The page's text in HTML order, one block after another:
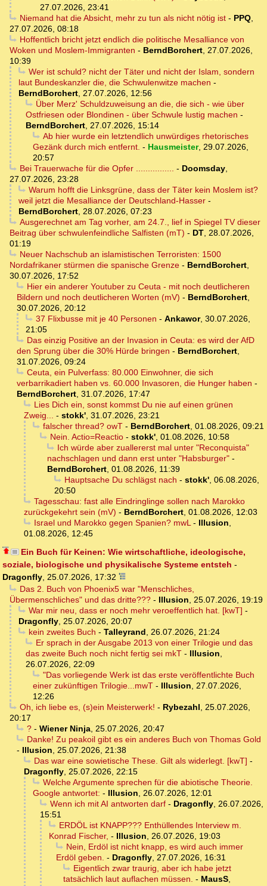
27.07.2026, 23:41
Niemand hat die Absicht, mehr zu tun als nicht nötig ist- PPQ,
27.07.2026, 08:18
Hoffentlich bricht jetzt endlich die politische Mesalliance von
Woken und Moslem-Immigranten - BerndBorchert, 27.07.2026,
10:39
Wer ist schuld? nicht der Täter und nicht der Islam, sondern
laut Bundeskanzler die, die Schwulenwitze machen -
BerndBorchert, 27.07.2026, 12:56
Über Merz' Schuldzuweisung an die, die sich - wie über
Ostfriesen oder Blondinen - über Schwule lustig machen -
BerndBorchert, 27.07.2026, 15:14
Ab hier wurde ein letztendlich unwürdiges rhetorisches
Gezänk durch mich entfernt. - Hausmeister, 29.07.2026,
20:57
Bei Trauerwache für die Opfer ................ - Doomsday,
27.07.2026, 23:28
Warum hofft die Linksgrüne, dass der Täter kein Moslem ist?
weil jetzt die Mesalliance der Deutschland-Hasser -
BerndBorchert, 28.07.2026, 07:23
Ausgerechnet am Tag vorher, am 24.7., lief in Spiegel TV dieser
Beitrag über schwulenfeindliche Salfisten (mT) - DT, 28.07.2026,
01:19
Neuer Nachschub an islamistischen Terroristen: 1500
Nordafrikaner stürmen die spanische Grenze - BerndBorchert,
30.07.2026, 17:52
Hier ein anderer Youtuber zu Ceuta - mit noch deutlicheren
Bildern und noch deutlicheren Worten (mV) - BerndBorchert,
30.07.2026, 20:12
37 Flixbusse mit je 40 Personen - Ankawor, 30.07.2026,
21:05
Das einzig Positive an der Invasion in Ceuta: es wird der AfD
den Sprung über die 30% Hürde bringen - BerndBorchert,
31.07.2026, 09:24
Ceuta, ein Pulverfass: 80.000 Einwohner, die sich
verbarrikadiert haben vs. 60.000 Invasoren, die Hunger haben -
BerndBorchert, 31.07.2026, 17:47
Lies Dich ein, sonst kommst Du nie auf einen grünen
Zweig... - stokk', 31.07.2026, 23:21
falscher thread? owT- BerndBorchert, 01.08.2026, 09:21
Nein. Actio=Reactio- stokk', 01.08.2026, 10:58
Ich würde aber zuallererst mal unter "Reconquista"
nachschlagen und dann erst unter "Habsburger" -
BerndBorchert, 01.08.2026, 11:39
Hauptsache Du schlägst nach - stokk', 06.08.2026,
20:50
Tagesschau: fast alle Eindringlinge sollen nach Marokko
zurückgekehrt sein (mV) - BerndBorchert, 01.08.2026, 12:03
Israel und Marokko gegen Spanien? mwL- Illusion,
01.08.2026, 12:45
Ein Buch für Keinen: Wie wirtschaftliche, ideologische,
soziale, biologische und physikalische Systeme entsteh -
Dragonfly, 25.07.2026, 17:32
Das 2. Buch von Phoenix5 war "Menschliches,
Übermenschliches" und das dritte??? - Illusion, 25.07.2026, 19:19
War mir neu, dass er noch mehr veroeffentlich hat. [kwT] -
Dragonfly, 25.07.2026, 20:07
kein zweites Buch - Talleyrand, 26.07.2026, 21:24
Er sprach in der Ausgabe 2013 von einer Trilogie und das
das zweite Buch noch nicht fertig sei mkT - Illusion,
26.07.2026, 22:09
"Das vorliegende Werk ist das erste veröffentlichte Buch
einer zukünftigen Trilogie...mwT - Illusion, 27.07.2026,
12:26
Oh, ich liebe es, (s)ein Meisterwerk! - Rybezahl, 25.07.2026,
20:17
?- Wiener Ninja, 25.07.2026, 20:47
Danke! Zu peakoil gibt es ein anderes Buch von Thomas Gold
- Illusion, 25.07.2026, 21:38
Das war eine sowietische These. Gilt als widerlegt. [kwT] -
Dragonfly, 25.07.2026, 22:15
Welche Argumente sprechen für die abiotische Theorie.
Google antwortet: - Illusion, 26.07.2026, 12:01
Wenn ich mit AI antworten darf- Dragonfly, 26.07.2026,
15:51
ERDÖL ist KNAPP??? Enthüllendes Interview m.
Konrad Fischer, - Illusion, 26.07.2026, 19:03
Nein, Erdöl ist nicht knapp, es wird auch immer
Erdöl geben. - Dragonfly, 27.07.2026, 16:31
Eigentlich zwar traurig, aber ich habe jetzt
tatsächlich laut auflachen müssen. - MausS,